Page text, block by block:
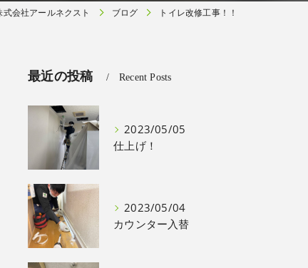
会社アールネクスト ブログ トイレ改修工事！！
最近の投稿 Recent Posts
2023/05/05
仕上げ！
2023/05/04
カウンター入替